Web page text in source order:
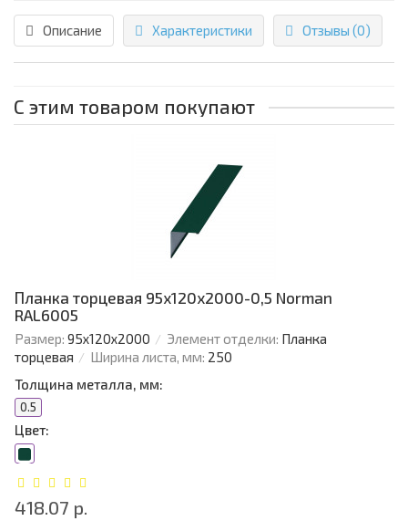
Описание Характеристики Отзывы (0)
С этим товаром покупают
Планка торцевая 95х120х2000-0,5 Norman
RAL6005
Размер: 95х120х2000 Элемент отделки: Планка
торцевая
Ширина листа, мм: 250
Толщина металла, мм:
0.5
Цвет:
418.07 р.